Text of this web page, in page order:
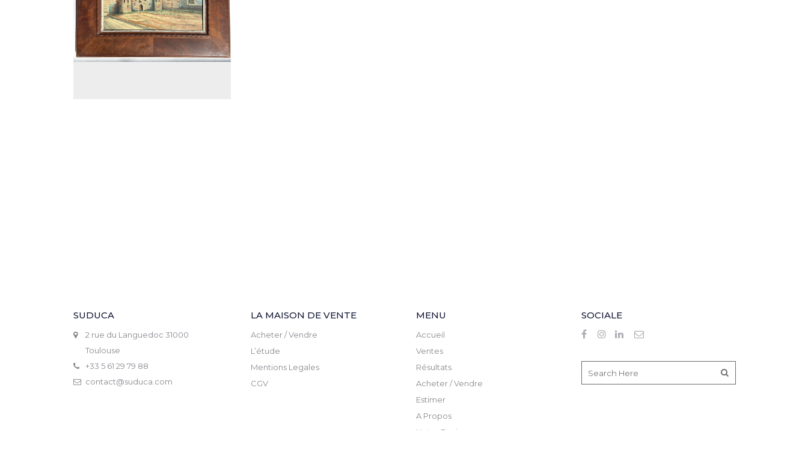
SUDUCA
2 rue du Languedoc 31000
Toulouse
+33 5 61 29 79 88
contact@suduca.com
LA MAISON DE VENTE
Acheter / Vendre
L’étude
Mentions Legales
CGV
MENU
Accueil
Ventes
Résultats
Acheter / Vendre
Estimer
A Propos
Notre Equipe
SOCIALE